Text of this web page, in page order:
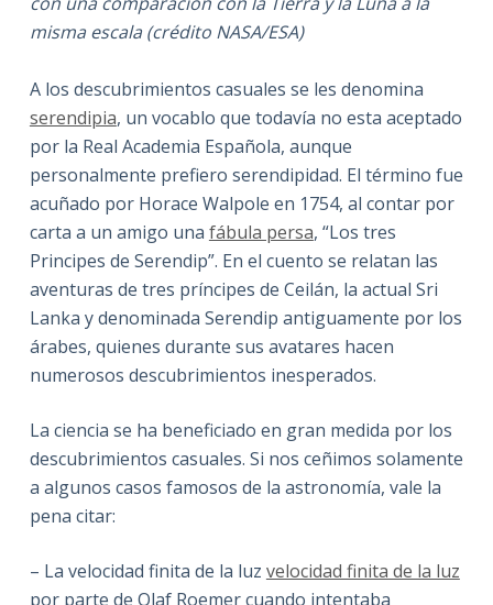
misma escala (crédito NASA/ESA)
A los descubrimientos casuales se les denomina
serendipia, un vocablo que todavía no esta aceptado
por la Real Academia Española, aunque
personalmente prefiero serendipidad. El término fue
acuñado por Horace Walpole en 1754, al contar por
carta a un amigo una fábula persa, “Los tres
Principes de Serendip”. En el cuento se relatan las
aventuras de tres príncipes de Ceilán, la actual Sri
Lanka y denominada Serendip antiguamente por los
árabes, quienes durante sus avatares hacen
numerosos descubrimientos inesperados.
La ciencia se ha beneficiado en gran medida por los
descubrimientos casuales. Si nos ceñimos solamente
a algunos casos famosos de la astronomía, vale la
pena citar:
– La velocidad finita de la luz velocidad finita de la luz
por parte de Olaf Roemer cuando intentaba